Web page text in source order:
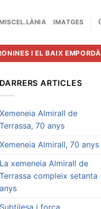
MISCEL.LÀNIA IMATGES
I EL BAIX EMPORDÀ
DARRERS ARTICLES
Xemeneia Almirall de
Terrassa, 70 anys
Xemeneia Almirall, 70 anys
La xemeneia Almirall de
Terrassa compleix setanta
anys
Subtilesa i força